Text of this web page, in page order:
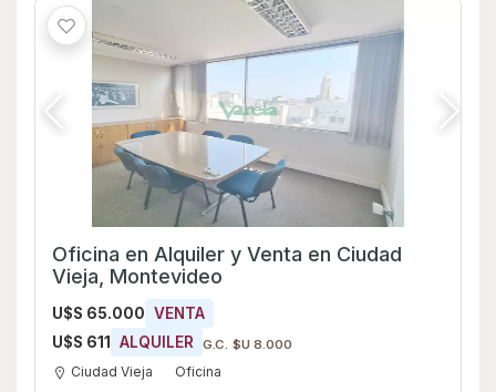
Oficina en Alquiler y Venta en Ciudad
Vieja, Montevideo
U$S 65.000 VENTA
U$S 611
ALQUILER G.C. $U 8.000
Ciudad Vieja Oficina